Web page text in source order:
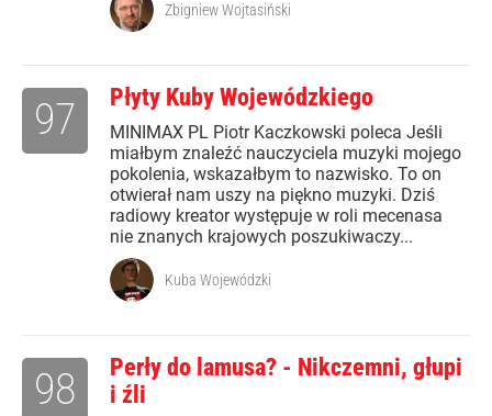
Zbigniew Wojtasiński
Płyty Kuby Wojewódzkiego
MINIMAX PL Piotr Kaczkowski poleca Jeśli
miałbym znaleźć nauczyciela muzyki mojego
pokolenia, wskazałbym to nazwisko. To on
otwierał nam uszy na piękno muzyki. Dziś
radiowy kreator występuje w roli mecenasa
nie znanych krajowych poszukiwaczy...
97
Kuba Wojewódzki
Perły do lamusa? - Nikczemni, głupi
i źli
98